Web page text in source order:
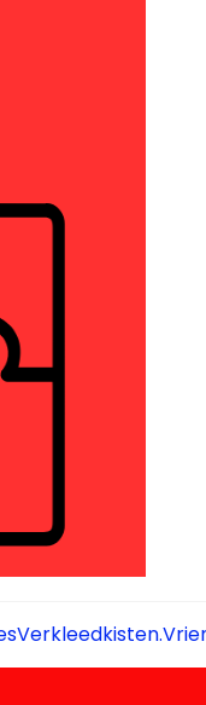
Verkleedkisten.